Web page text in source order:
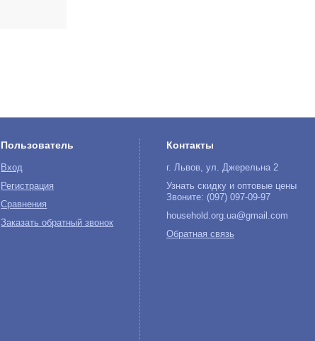
Пользователь
Вход
Регистрация
Сравнения
Заказать обратный звонок
Контакты
г. Львов, ул. Джерельна 2
Узнать скидку и оптовые цены
Звоните: (097) 097-09-97
household.org.ua@gmail.com
Обратная связь